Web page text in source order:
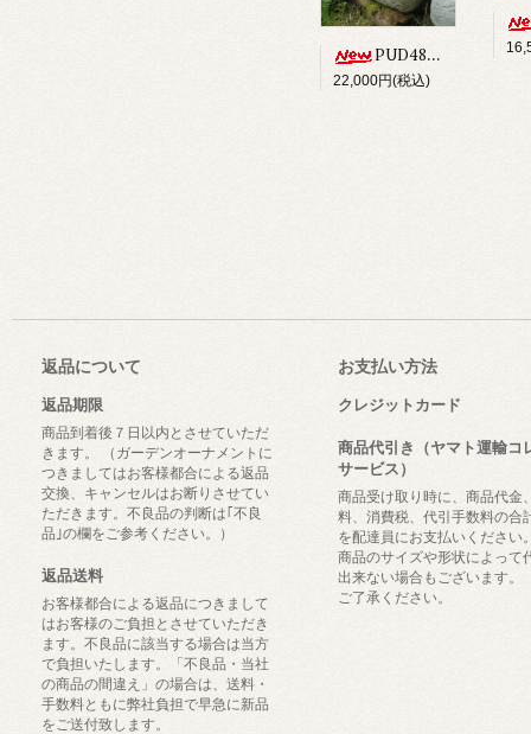
PUD48 ALPINE PLANTER
22,000円(税込)
返品について
返品期限
商品到着後７日以内とさせていただ
きます。 （ガーデンオーナメントに
つきましてはお客様都合による返品
交換、キャンセルはお断りさせてい
ただきます。不良品の判断は｢不良
品｣の欄をご参考ください。）
返品送料
お客様都合による返品につきまして
はお客様のご負担とさせていただき
ます。不良品に該当する場合は当方
で負担いたします。「不良品・当社
の商品の間違え」の場合は、送料・
手数料ともに弊社負担で早急に新品
をご送付致します。
お支払い方法
クレジットカード
商品代引き（ヤマト運輸コ
サービス）
商品受け取り時に、商品代金
料、消費税、代引手数料の合
を配達員にお支払いください
商品のサイズや形状によって
出来ない場合もございます。
ご了承ください。